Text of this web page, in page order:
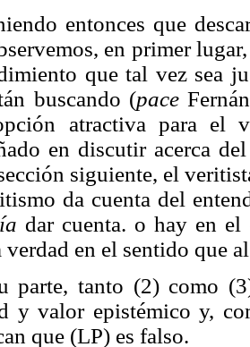
entonces que
en primer
que tal vez sea
buscando (pace
atractiva para el
en discutir acerca
siguiente, el
da cuenta del
dar cuenta. o hay en el
verdad en el sentido que
parte, tanto (2) como
y valor epistémico y,
que (LP) es falso.